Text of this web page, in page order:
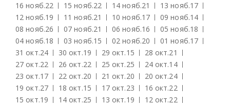
16 нояб.22 15 нояб.22 14 нояб.21 13 нояб.17
12 нояб.19 11 нояб.21 10 нояб.17 09 нояб.14
08 нояб.26 07 нояб.21 06 нояб.16 05 нояб.18
04 нояб.18 03 нояб.15 02 нояб.20 01 нояб.17
31 окт.24 30 окт.19 29 окт.15 28 окт.21
27 окт.22 26 окт.22 25 окт.25 24 окт.14
23 окт.17 22 окт.20 21 окт.20 20 окт.24
19 окт.27 18 окт.15 17 окт.23 16 окт.22
15 окт.19 14 окт.25 13 окт.19 12 окт.22